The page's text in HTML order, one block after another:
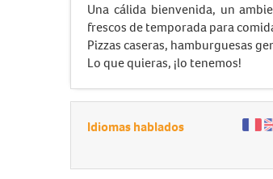
Una cálida bienvenida, un
frescos de temporada para
Pizzas caseras, hamburguesas
Lo que quieras, ¡lo tenemos!
Idiomas hablados